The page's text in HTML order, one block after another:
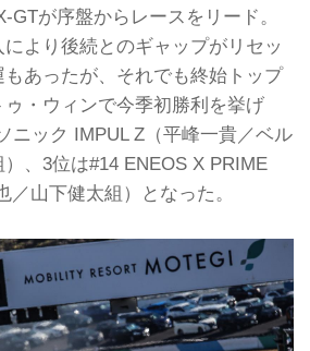
GTが序盤からレースをリード。
より後続とのギャップがリセッ
もあったが、それでも終始トップ
・ウィンで今季初勝利を挙げ
ニック IMPUL Z（平峰一貴／ベル
）、3位は#14 ENEOS X PRIME
／山下健太組）となった。